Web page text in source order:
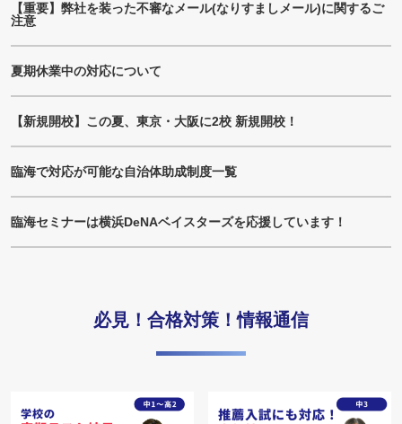
【重要】弊社を装った不審なメール(なりすましメール)に関するご
注意
夏期休業中の対応について
【新規開校】この夏、東京・大阪に2校 新規開校！
臨海で対応が可能な自治体助成制度一覧
臨海セミナーは横浜DeNAベイスターズを応援しています！
必見！合格対策！情報通信